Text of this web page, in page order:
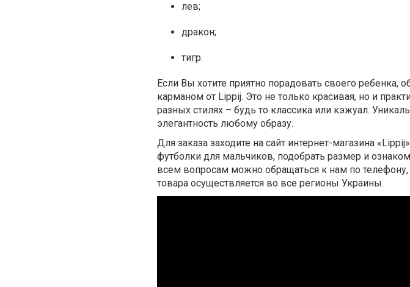
лев;
дракон;
тигр.
Если Вы хотите приятно порадовать своего ребенка,
карманом от Lippij. Это не только красивая, но и
разных стилях – будь то классика или кэжуал.
элегантность любому образу.
Для заказа заходите на сайт интернет-магазина
футболки для мальчиков, подобрать размер и
всем вопросам можно обращаться к нам по
товара осуществляется во все регионы Украины.